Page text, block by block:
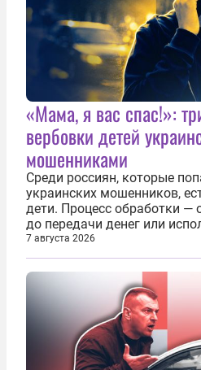
«Мама, я вас спас!»:
вербовки детей
мошенниками
Среди россиян, которые
украинских мошенников,
дети. Процесс обработки —
до передачи денег или
кураторов может занять от
нескольких месяцев.
послушных исполнителей,
7 августа 2026